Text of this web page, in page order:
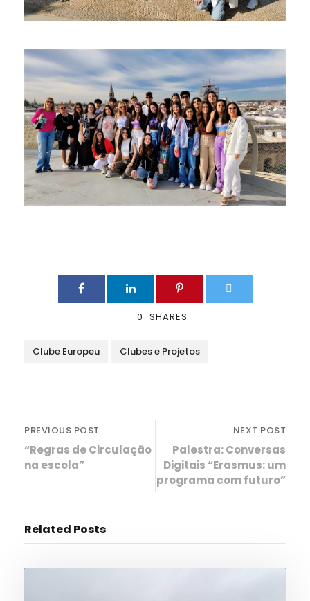
0 SHARES
Clube Europeu Clubes e Projetos
PREVIOUS POST
“Regras de Circulação
na escola”
NEXT POST
Palestra: Conversas
Digitais “Erasmus: um
programa com futuro”
Related Posts